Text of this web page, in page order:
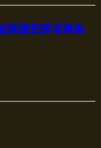
講座受講者募集